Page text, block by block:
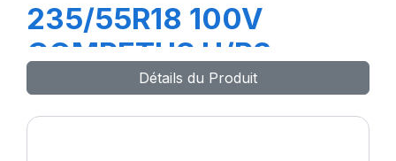
235/55R18 100V
COMPETUS H/P3
Détails du Produit